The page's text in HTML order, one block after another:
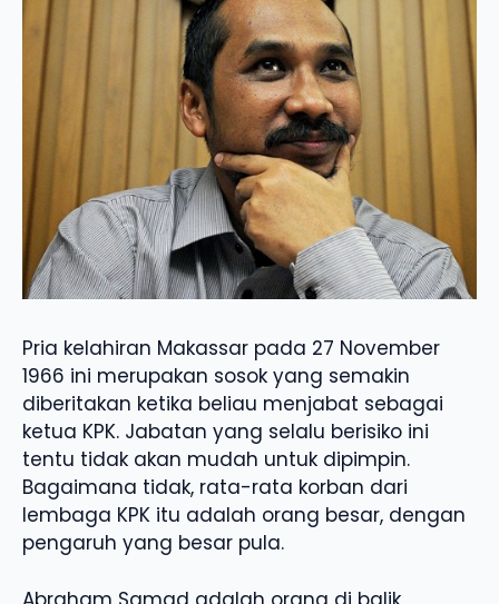
Pria kelahiran Makassar pada 27 November
1966 ini merupakan sosok yang semakin
diberitakan ketika beliau menjabat sebagai
ketua KPK. Jabatan yang selalu berisiko ini
tentu tidak akan mudah untuk dipimpin.
Bagaimana tidak, rata-rata korban dari
lembaga KPK itu adalah orang besar, dengan
pengaruh yang besar pula.